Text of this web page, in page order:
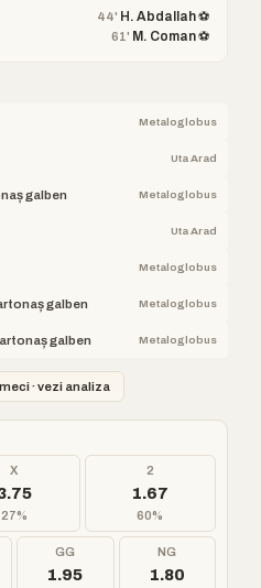
44' H. Abdallah ⚽
61' M. Coman ⚽
Metaloglobus
Uta Arad
galben Metaloglobus
Uta Arad
Metaloglobus
galben Metaloglobus
galben Metaloglobus
· vezi analiza
X
27%
2
1.67
60%
GG
1.95
NG
1.80